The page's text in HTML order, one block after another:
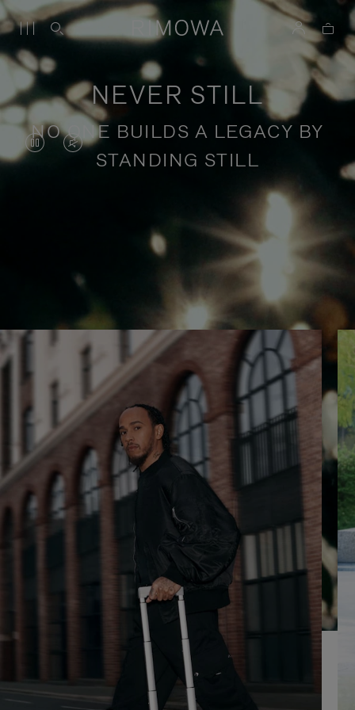
NEVER STILL
NO ONE BUILDS A LEGACY BY
STANDING STILL
DAS
ANGEHALTEN,
BITTE
SIE,
UM
ES
ABZUSPIELEN.
VIDEO
STUMMGESCHALTET,
KLICKEN
ZUM
AUFHEBEN
DER
STUMMSCHALTUNG
Geschichten über inspirierende
Reisen